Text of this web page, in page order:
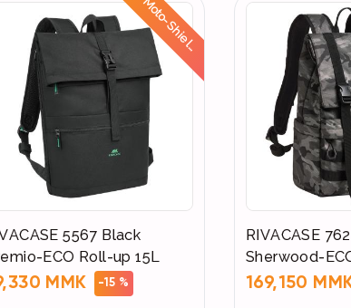
M
o
t
o
-
S
h
i
e
l
d
:
R
i
d
e
S
a
f
e
,
S
t
a
y
D
r
y
5567 Black
ECO Roll-up 15L
MMK
-15 %
RIVACASE
Sherwood-
169,150